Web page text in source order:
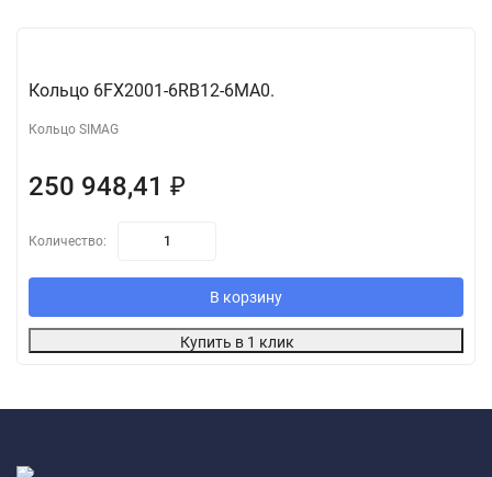
Кольцо 6FX2001-6RB12-6MA0.
Кольцо SIMAG
250 948,41 ₽
Количество:
В корзину
Купить в 1 клик